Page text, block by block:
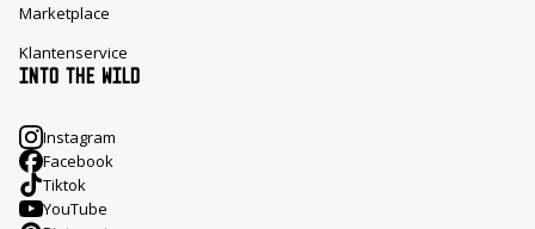
Marketplace
Klantenservice
INTO THE WILD
Instagram
Facebook
Tiktok
YouTube